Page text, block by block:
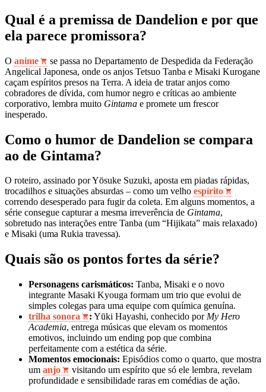
Qual é a premissa de Dandelion e por que
ela parece promissora?
O anime
se passa no Departamento de Despedida da Federação
Angelical Japonesa, onde os anjos Tetsuo Tanba e Misaki Kurogane
caçam espíritos presos na Terra. A ideia de tratar anjos como
cobradores de dívida, com humor negro e críticas ao ambiente
corporativo, lembra muito Gintama e promete um frescor
inesperado.
Como o humor de Dandelion se compara
ao de Gintama?
O roteiro, assinado por Yōsuke Suzuki, aposta em piadas rápidas,
trocadilhos e situações absurdas – como um velho espírito
correndo desesperado para fugir da coleta. Em alguns momentos, a
série consegue capturar a mesma irreverência de Gintama,
sobretudo nas interações entre Tanba (um “Hijikata” mais relaxado)
e Misaki (uma Rukia travessa).
Quais são os pontos fortes da série?
Personagens carismáticos: Tanba, Misaki e o novo
integrante Masaki Kyouga formam um trio que evolui de
simples colegas para uma equipe com química genuína.
trilha sonora
: Yūki Hayashi, conhecido por My Hero
Academia, entrega músicas que elevam os momentos
emotivos, incluindo um ending pop que combina
perfeitamente com a estética da série.
Momentos emocionais: Episódios como o quarto, que mostra
um anjo
visitando um espírito que só ele lembra, revelam
profundidade e sensibilidade raras em comédias de ação.